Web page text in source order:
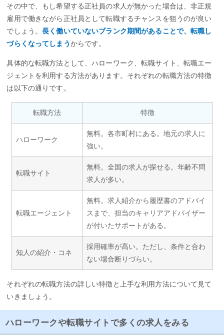
その中で、もし希望する正社員の求人が無かった場合は、非正規
雇用で働きながら正社員として転職するチャンスを狙うのが良い
でしょう。長く働いていないブランク期間があることで、転職し
づらくなってしまうからです。
具体的な転職方法として、ハローワーク、転職サイト、転職エー
ジェントを利用する方法があります。それぞれの転職方法の特徴
は以下の通りです。
転職方法 特徴
ハローワーク
無料。各市町村にある。地元の求人に
強い。
転職サイト
無料。全国の求人が探せる。年齢不問
求人が多い。
転職エージェント
無料。求人紹介から履歴書のアドバイ
スまで、担当のキャリアアドバイザー
が付いたサポートがある。
知人の紹介・コネ
採用確率が高い。ただし、条件と合わ
ない場合断りづらい。
それぞれの転職方法の詳しい特徴と上手な利用方法について見て
いきましょう。
ハローワークや転職サイトで多くの求人をみる